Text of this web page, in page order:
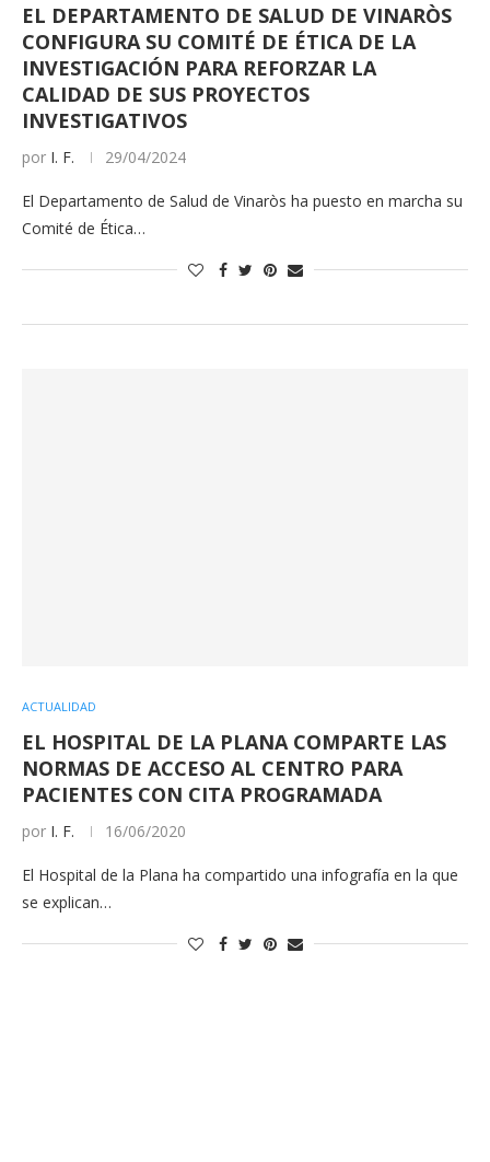
EL DEPARTAMENTO DE SALUD DE VINARÒS
CONFIGURA SU COMITÉ DE ÉTICA DE LA
INVESTIGACIÓN PARA REFORZAR LA
CALIDAD DE SUS PROYECTOS
INVESTIGATIVOS
por I. F. 29/04/2024
El Departamento de Salud de Vinaròs ha puesto en marcha su
Comité de Ética…
ACTUALIDAD
EL HOSPITAL DE LA PLANA COMPARTE LAS
NORMAS DE ACCESO AL CENTRO PARA
PACIENTES CON CITA PROGRAMADA
por I. F. 16/06/2020
El Hospital de la Plana ha compartido una infografía en la que
se explican…